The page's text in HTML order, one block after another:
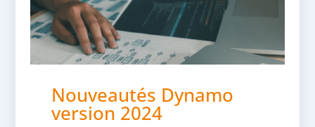
Nouveautés Dynamo
version 2024